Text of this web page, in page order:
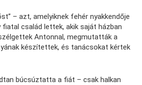
– azt, amelyiknek fehér nyakkendője
fiatal család lettek, akik saját házban
Antonnal, megmutatták a
készítettek, és tanácsokat kértek
búcsúztatta a fiát – csak halkan